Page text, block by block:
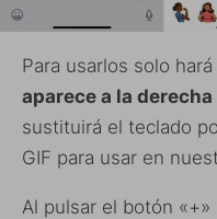
Para usarlos solo
aparece a la
sustituirá el teclado
GIF para usar en
Al pulsar el botón